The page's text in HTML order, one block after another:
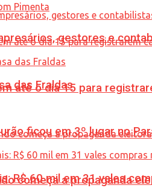
Pimenta
até o dia 15 para
começa a propaganda
gestores e
das Fraldas
ficou em 3º lugar no
R$ 60 mil em 31 vales